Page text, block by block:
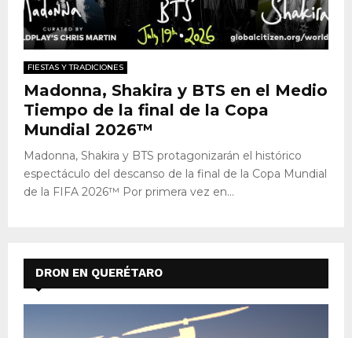
FIESTAS Y TRADICIONES
Madonna, Shakira y BTS en el Medio
Tiempo de la final de la Copa
Mundial 2026™
Madonna, Shakira y BTS protagonizarán el histórico
espectáculo del descanso de la final de la Copa Mundial
de la FIFA 2026™ Por primera vez en...
DRON EN QUERÉTARO